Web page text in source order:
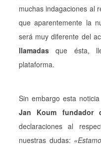
muchas indagaciones al
que aparentemente la
será muy diferente del
llamadas que ésta,
plataforma.
Sin embargo esta
Jan Koum fundador
declaraciones al
nuestras dudas: